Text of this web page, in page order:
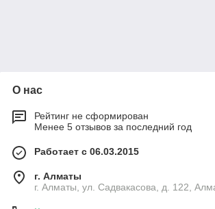
О нас
Рейтинг не сформирован
Менее 5 отзывов за последний год
Работает с 06.03.2015
г. Алматы
г. Алматы, ул. Садвакасова, д. 122,